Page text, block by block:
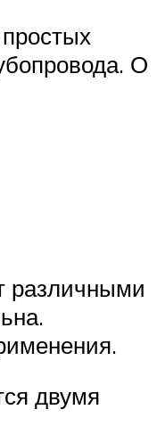
О
различными
двумя